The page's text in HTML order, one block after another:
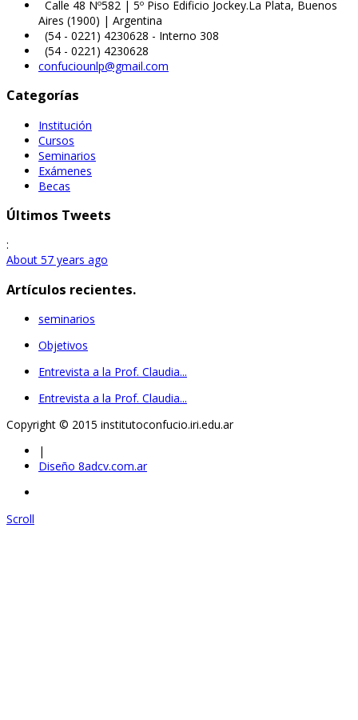
Calle 48 Nº582 | 5º Piso Edificio Jockey.La Plata, Buenos
Aires (1900) | Argentina
(54 - 0221) 4230628 - Interno 308
(54 - 0221) 4230628
confuciounlp@gmail.com
Categorías
Institución
Cursos
Seminarios
Exámenes
Becas
Últimos Tweets
:
About 57 years ago
Artículos recientes.
seminarios
Objetivos
Entrevista a la Prof. Claudia...
Entrevista a la Prof. Claudia...
Copyright © 2015 institutoconfucio.iri.edu.ar
|
Diseño 8adcv.com.ar
Scroll